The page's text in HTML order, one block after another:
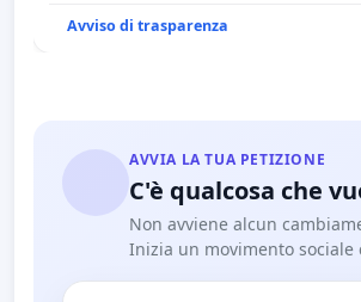
Avviso di trasparenza
AVVIA LA TUA PETIZIONE
C'è qualcosa che
Non avviene alcun
Inizia un movimento